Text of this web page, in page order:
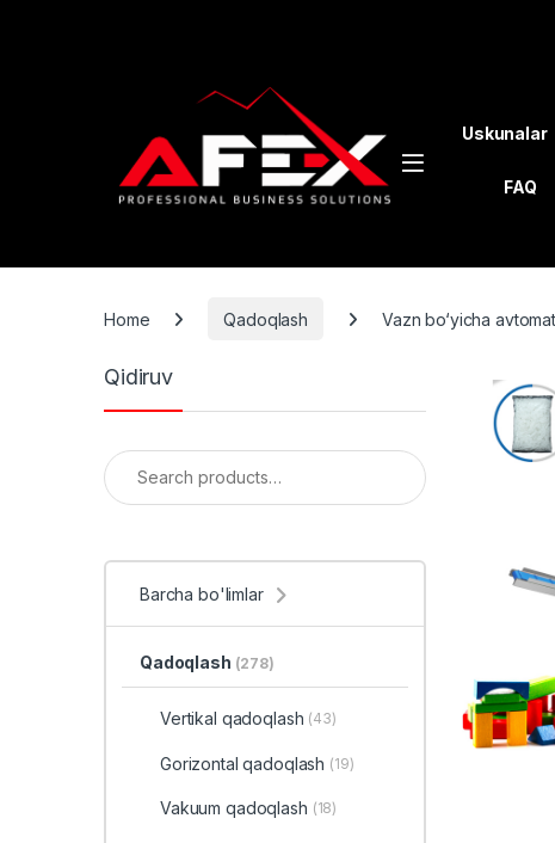
Uskunalar
FAQ
Home Qadoqlash Vazn bo‘yicha
Qidiruv
Search for:
Barcha bo'limlar
Qadoqlash (278)
Vertikal qadoqlash (43)
Gorizontal qadoqlash (19)
Vakuum qadoqlash (18)